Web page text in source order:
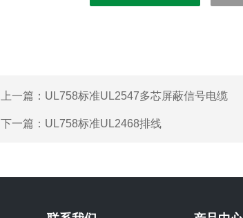
上一篇： UL758标准UL2547多芯屏蔽信号电缆
下一篇： UL758标准UL2468排线